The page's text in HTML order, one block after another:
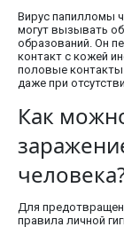
Вирус папилломы
могут вызывать
образований. Он
контакт с кожей
половые
даже при
Как
Для
правила личной